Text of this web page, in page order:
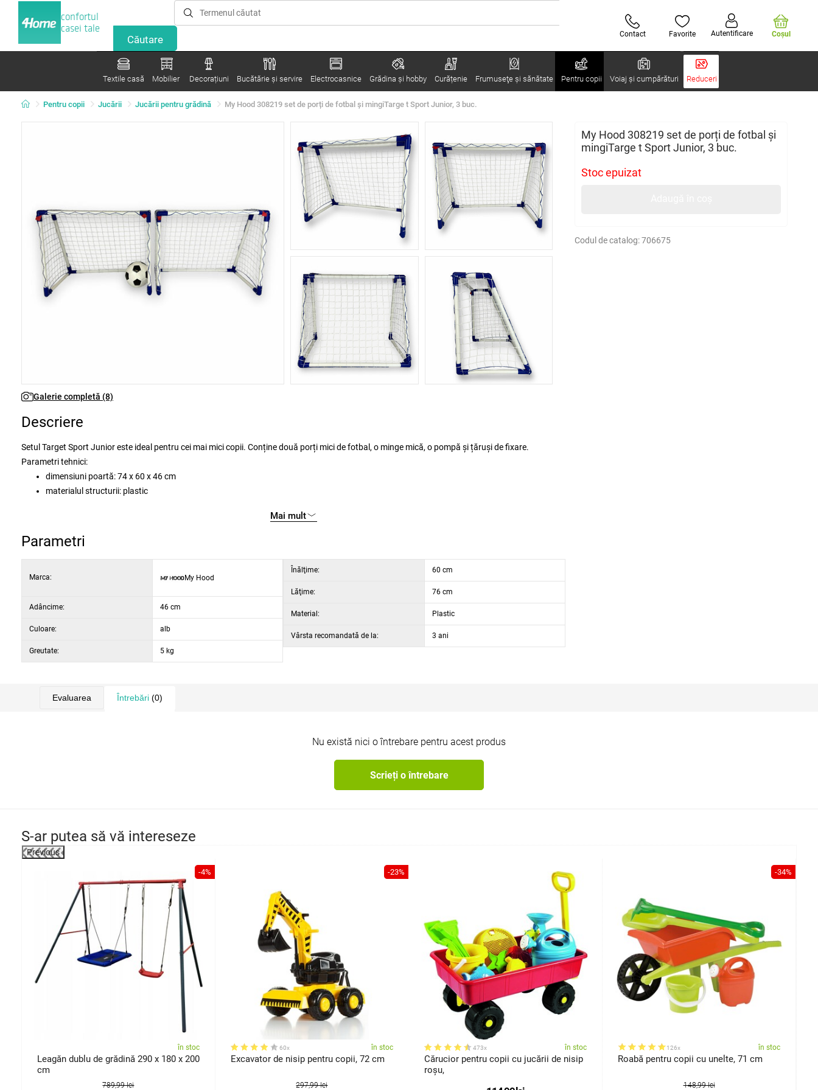
confortul
casei tale
Contact Favorite Autentificare Coşul
Textile casă Mobilier Decorațiuni Bucătărie și servire Electrocasnice Grădina şi hobby Curățenie Frumuseţe şi sănătate Pentru copii Voiaj și cumpărături Reduceri
Pentru copii Jucării Jucării pentru grădină My Hood 308219 set de porți de fotbal și mingiTarge t Sport Junior, 3 buc.
Galerie completă (8)
My Hood 308219 set de porți de fotbal și
mingiTarge t Sport Junior, 3 buc.
Stoc epuizat
Codul de catalog:706675
Descriere
Setul Target Sport Junior este ideal pentru cei mai mici copii. Conține două porți mici de fotbal, o minge mică, o pompă și țăruși de fixare.
Parametri tehnici:
dimensiuni poartă: 74 x 60 x 46 cm
materialul structurii: plastic
greutate: 5 kg
Mai mult
Parametri
Marca: My Hood
Adâncime: 46 cm
Culoare: alb
Greutate: 5 kg
Înălţime: 60 cm
Lăţime: 76 cm
Material: Plastic
Vârsta recomandată de la: 3 ani
Evaluarea Întrebări (0)
Nu există nici o întrebare pentru acest produs
Scrieți o întrebare
S-ar putea să vă intereseze
Previous
-4%
în stoc
Leagăn dublu de grădină 290 x 180 x 200
cm
789,99 lei
-23%
60x în stoc
Excavator de nisip pentru copii, 72 cm
297,99 lei
473x în stoc
Cărucior pentru copii cu jucării de nisip
roșu,
-34%
126x în stoc
Roabă pentru copii cu unelte, 71 cm
148,99 lei